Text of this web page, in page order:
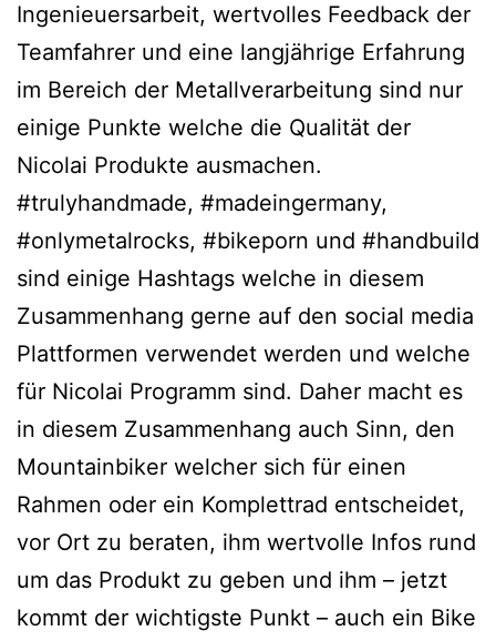
Ingenieuersarbeit, wertvolles Feedback der
Teamfahrer und eine langjährige Erfahrung
im Bereich der Metallverarbeitung sind nur
einige Punkte welche die Qualität der
Nicolai Produkte ausmachen.
#trulyhandmade, #madeingermany,
#onlymetalrocks, #bikeporn und #handbuild
sind einige Hashtags welche in diesem
Zusammenhang gerne auf den social media
Plattformen verwendet werden und welche
für Nicolai Programm sind. Daher macht es
in diesem Zusammenhang auch Sinn, den
Mountainbiker welcher sich für einen
Rahmen oder ein Komplettrad entscheidet,
vor Ort zu beraten, ihm wertvolle Infos rund
um das Produkt zu geben und ihm – jetzt
kommt der wichtigste Punkt – auch ein Bike